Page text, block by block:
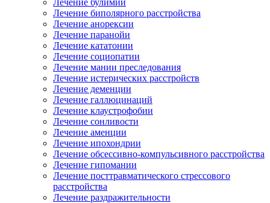
Лечение булимии
Лечение биполярного расстройства
Лечение анорексии
Лечение паранойи
Лечение кататонии
Лечение социопатии
Лечение мании преследования
Лечение истерических расстройств
Лечение деменции
Лечение галлюцинаций
Лечение клаустрофобии
Лечение сонливости
Лечение аменции
Лечение ипохондрии
Лечение обсессивно-компульсивного расстройства
Лечение гипомании
Лечение посттравматического стрессового
расстройства
Лечение раздражительности